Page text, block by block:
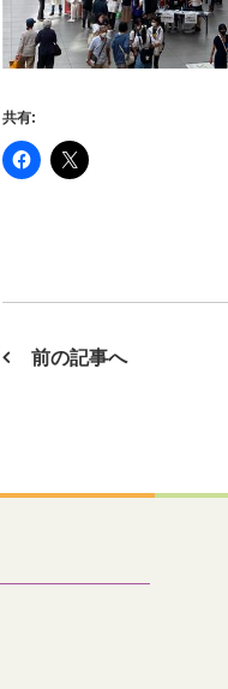
共有:
前の記事へ